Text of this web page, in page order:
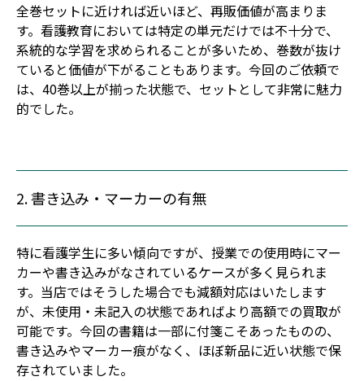
全巻セットに近ければ近いほど、再販価値が高まりま
す。看護教育においては特定の単元だけでは不十分で、
系統的な学習を求められることが多いため、巻数が抜け
ていると価値が下がることもあります。今回のご依頼で
は、40巻以上が揃った状態で、セットとして非常に魅力
的でした。
2. 書き込み・マーカーの有無
特に看護学生に多い傾向ですが、授業での使用時にマー
カーや書き込みがなされているケースが多く見られま
す。当店ではそうした場合でも減額対応はいたします
が、未使用・未記入の状態であればより高額での買取が
可能です。今回の書籍は一部に付箋こそあったものの、
書き込みやマーカー痕がなく、ほぼ新品に近い状態で保
存されていました。